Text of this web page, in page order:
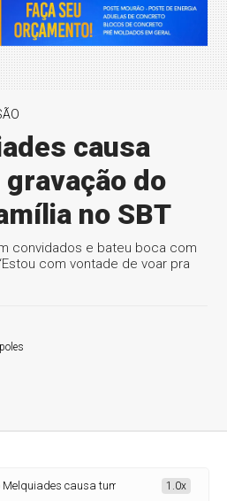
causa
do
no SBT
convidados e bateu boca com
com vontade de voar pra
causa tumulto em gravação do
1.0x